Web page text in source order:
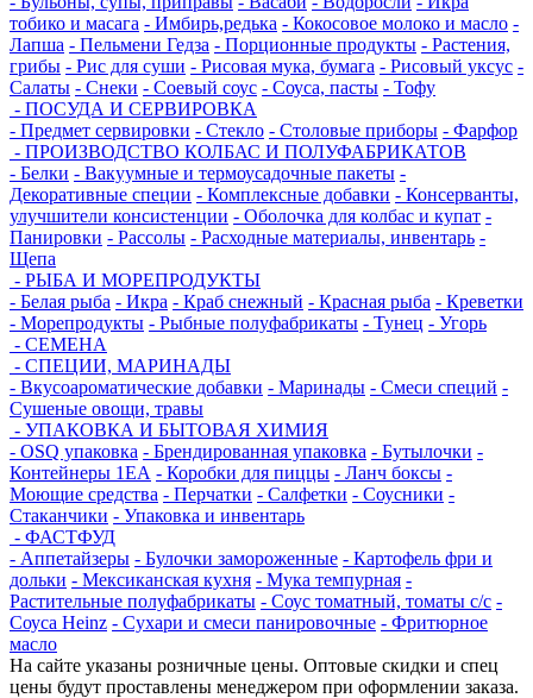
тобико и масага - Имбирь,редька - Кокосовое молоко и масло -
Лапша - Пельмени Гедза - Порционные продукты - Растения,
грибы - Рис для суши - Рисовая мука, бумага - Рисовый уксус -
Салаты - Снеки - Соевый соус - Соуса, пасты - Тофу
- ПОСУДА И СЕРВИРОВКА
- Предмет сервировки - Стекло - Столовые приборы - Фарфор
- ПРОИЗВОДСТВО КОЛБАС И ПОЛУФАБРИКАТОВ
- Белки - Вакуумные и термоусадочные пакеты -
Декоративные специи - Комплексные добавки - Консерванты,
улучшители консистенции - Оболочка для колбас и купат -
Панировки - Рассолы - Расходные материалы, инвентарь -
Щепа
- РЫБА И МОРЕПРОДУКТЫ
- Белая рыба - Икра - Краб снежный - Красная рыба - Креветки
- Морепродукты - Рыбные полуфабрикаты - Тунец - Угорь
- СЕМЕНА
- СПЕЦИИ, МАРИНАДЫ
- Вкусоароматические добавки - Маринады - Смеси специй -
Сушеные овощи, травы
- УПАКОВКА И БЫТОВАЯ ХИМИЯ
- OSQ упаковка - Брендированная упаковка - Бутылочки -
Контейнеры 1ЕА - Коробки для пиццы - Ланч боксы -
Моющие средства - Перчатки - Салфетки - Соусники -
Стаканчики - Упаковка и инвентарь
- ФАСТФУД
- Аппетайзеры - Булочки замороженные - Картофель фри и
дольки - Мексиканская кухня - Мука темпурная -
Растительные полуфабрикаты - Соус томатный, томаты с/с -
Соуса Heinz - Сухари и смеси панировочные - Фритюрное
масло
На сайте указаны розничные цены. Оптовые скидки и спец
цены будут проставлены менеджером при оформлении заказа.